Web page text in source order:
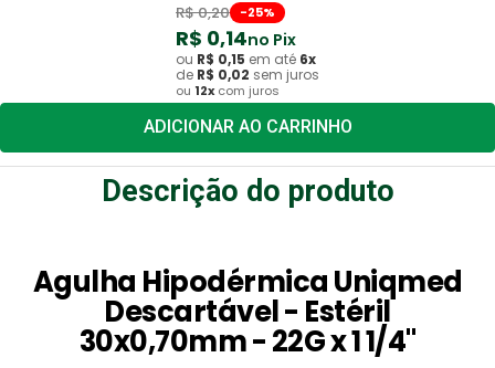
R$0,20 -25%
R$ 0,14no Pix
ou R$ 0,15 em até 6x
de R$ 0,02 sem juros
ou 12x com juros
ADICIONAR AO CARRINHO
Descrição do produto
Agulha Hipodérmica Uniqmed
Descartável - Estéril
30x0,70mm - 22G x 1 1/4"